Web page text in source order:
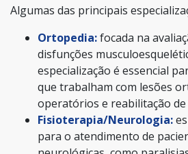
Algumas das principais
Ortopedia:focada na
disfunções
especialização é essencial
que trabalham com lesões
operatórios e reabilitação
Fisioterapia/Neurologia:
para o atendimento de